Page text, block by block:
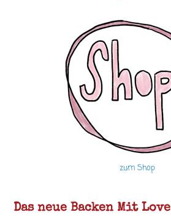
zum Shop
Das neue Backen Mit Love